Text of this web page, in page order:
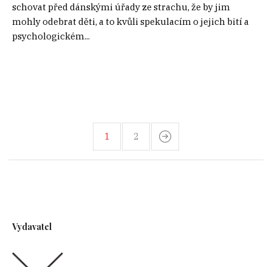
schovat před dánskými úřady ze strachu, že by jim
mohly odebrat děti, a to kvůli spekulacím o jejich bití a
psychologickém...
1 2
Vydavatel